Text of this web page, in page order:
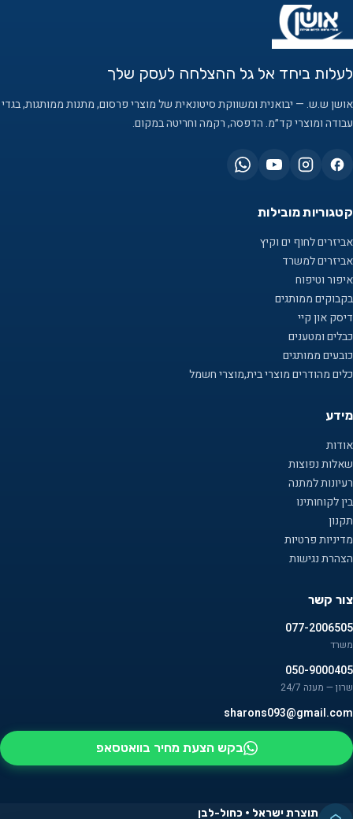
לעלות ביחד אל גל ההצלחה לעסק שלך
אושן ש.ש. — יבואנית ומשווקת סיטונאית של מוצרי פרסום, מתנות ממותגות, בגדי
עבודה ומוצרי קד״מ. הדפסה, רקמה וחריטה במקום.
קטגוריות מובילות
אביזרים לחוף ים וקיץ
אביזרים למשרד
איפור וטיפוח
בקבוקים ממותגים
דיסק און קיי
כבלים ומטענים
כובעים ממותגים
כלים מהודרים מוצרי בית,מוצרי חשמל
מידע
אודות
שאלות נפוצות
רעיונות למתנה
בין לקוחותינו
תקנון
מדיניות פרטיות
הצהרת נגישות
צור קשר
077-2006505
משרד
050-9000405
שרון — מענה 24/7
sharons093@gmail.com
בקש הצעת מחיר בוואטסאפ
תוצרת ישראל · כחול-לבן